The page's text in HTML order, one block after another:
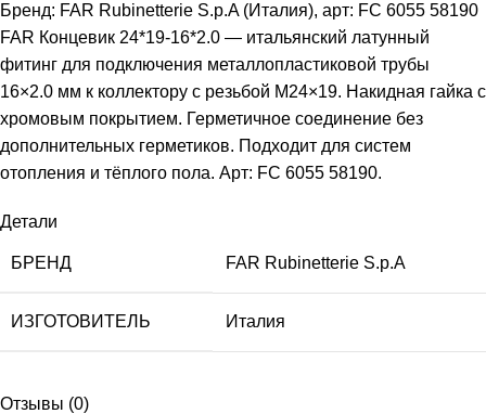
Бренд: FAR Rubinetterie S.p.A (Италия), арт: FC 6055 58190
FAR Концевик 24*19-16*2.0 — итальянский латунный
фитинг для подключения металлопластиковой трубы
16×2.0 мм к коллектору с резьбой M24×19. Накидная гайка с
хромовым покрытием. Герметичное соединение без
дополнительных герметиков. Подходит для систем
отопления и тёплого пола. Арт: FC 6055 58190.
Детали
БРЕНД FAR Rubinetterie S.p.A
ИЗГОТОВИТЕЛЬ Италия
Отзывы (0)